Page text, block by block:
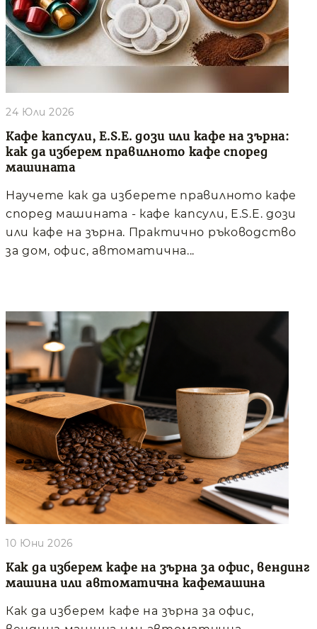
Кафе капсули, E.S.E. дози или кафе на зърна:
как да изберем правилното кафе според
машината
24 Юли 2026
Научете как да изберете правилното кафе
според машината - кафе капсули, E.S.E. дози
или кафе на зърна. Практично ръководство
за дом, офис, автоматична...
Как да изберем кафе на зърна за офис, вендинг
машина или автоматична кафемашина
10 Юни 2026
Как да изберем кафе на зърна за офис,